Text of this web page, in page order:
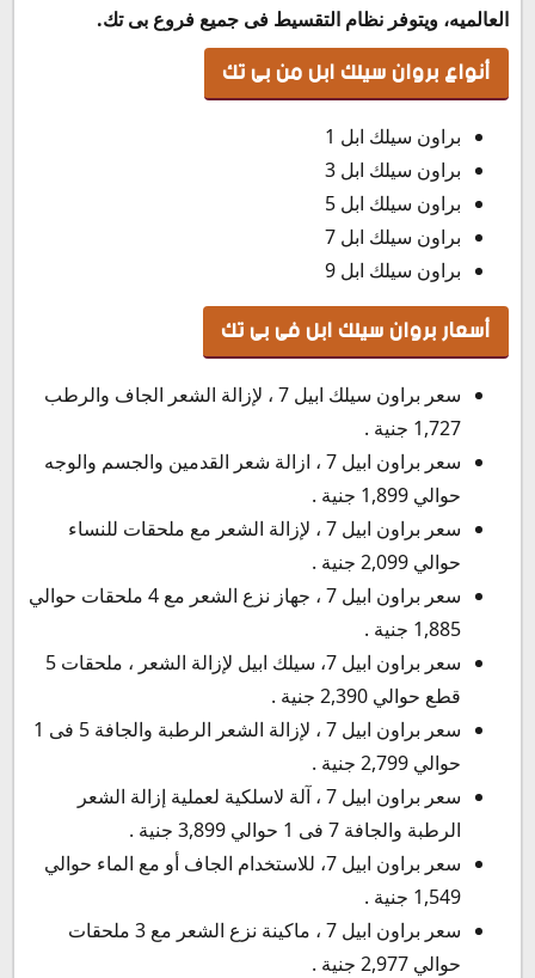
العالميه، ويتوفر نظام التقسيط فى جميع فروع بى تك.
أنواع بروان سيلك ابل من بى تك
براون سيلك ابل 1
براون سيلك ابل 3
براون سيلك ابل 5
براون سيلك ابل 7
براون سيلك ابل 9
أسعار بروان سيلك ابل فى بى تك
سعر براون سيلك ابيل 7 ، لإزالة الشعر الجاف والرطب
1,727 جنية .
سعر براون ابيل 7 ، ازالة شعر القدمين والجسم والوجه
حوالي 1,899 جنية .
سعر براون ابيل 7 ، لإزالة الشعر مع ملحقات للنساء
حوالي 2,099 جنية .
سعر براون ابيل 7 ، جهاز نزع الشعر مع 4 ملحقات حوالي
1,885 جنية .
سعر براون ابيل 7، سيلك ابيل لإزالة الشعر ، ملحقات 5
قطع حوالي 2,390 جنية .
سعر براون ابيل 7 ، لإزالة الشعر الرطبة والجافة 5 فى 1
حوالي 2,799 جنية .
سعر براون ابيل 7 ، آلة لاسلكية لعملية إزالة الشعر
الرطبة والجافة 7 فى 1 حوالي 3,899 جنية .
سعر براون ابيل 7، للاستخدام الجاف أو مع الماء حوالي
1,549 جنية .
سعر براون ابيل 7 ، ماكينة نزع الشعر مع 3 ملحقات
حوالي 2,977 جنية .